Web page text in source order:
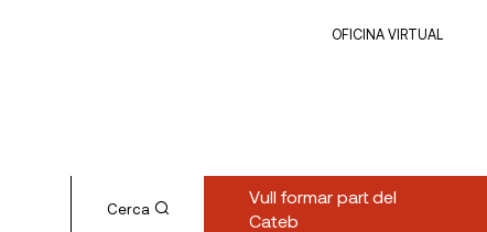
OFICINA VIRTUAL
Cerca
Vull formar part del
Cateb